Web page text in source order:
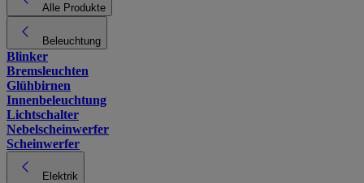
Alle Produkte
Beleuchtung
Blinker
Bremsleuchten
Glühbirnen
Innenbeleuchtung
Lichtschalter
Nebelscheinwerfer
Scheinwerfer
Elektrik